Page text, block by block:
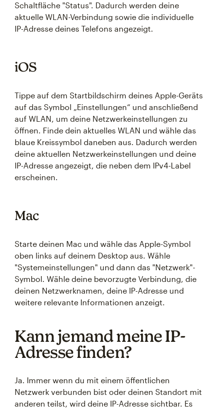
Schaltfläche "Status". Dadurch werden deine
aktuelle WLAN-Verbindung sowie die individuelle
IP-Adresse deines Telefons angezeigt.
iOS
Tippe auf dem Startbildschirm deines Apple-Geräts
auf das Symbol „Einstellungen“ und anschließend
auf WLAN, um deine Netzwerkeinstellungen zu
öffnen. Finde dein aktuelles WLAN und wähle das
blaue Kreissymbol daneben aus. Dadurch werden
deine aktuellen Netzwerkeinstellungen und deine
IP-Adresse angezeigt, die neben dem IPv4-Label
erscheinen.
Mac
Starte deinen Mac und wähle das Apple-Symbol
oben links auf deinem Desktop aus. Wähle
"Systemeinstellungen" und dann das "Netzwerk"-
Symbol. Wähle deine bevorzugte Verbindung, die
deinen Netzwerknamen, deine IP-Adresse und
weitere relevante Informationen anzeigt.
Kann jemand meine IP-
Adresse finden?
Ja. Immer wenn du mit einem öffentlichen
Netzwerk verbunden bist oder deinen Standort mit
anderen teilst, wird deine IP-Adresse sichtbar. Es